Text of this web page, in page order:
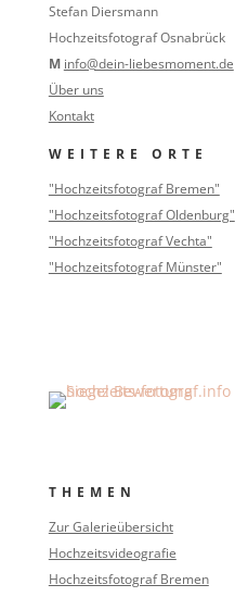
Stefan Diersmann
Hochzeitsfotograf Osnabrück
M info@dein-liebesmoment.de
Über uns
Kontakt
WEITERE ORTE
"Hochzeitsfotograf Bremen"
"Hochzeitsfotograf Oldenburg"
"Hochzeitsfotograf Vechta"
"Hochzeitsfotograf Münster"
THEMEN
Zur Galerieübersicht
Hochzeitsvideografie
Hochzeitsfotograf Bremen